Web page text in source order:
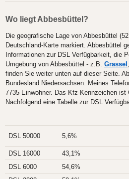
Wo liegt Abbesbüttel?
Die geografische Lage von Abbesbüttel
Deutschland-Karte markiert. Abbesbüttel
Informationen zur DSL Verfügbarkeit, die
Umgebung von Abbesbüttel - z.B. Grassel ,
finden Sie weiter unten auf dieser Seite.
Bundesland Niedersachsen. Meines
7735 Einwohner. Das Kfz-Kennzeichen
Nachfolgend eine Tabelle zur DSL
DSL 50000 5,6%
DSL 16000
43,1%
DSL 6000
54,6%